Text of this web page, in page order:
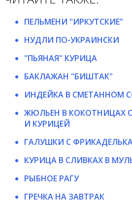
ПЕЛЬМЕНИ "ИРКУТСКИЕ"
НУДЛИ ПО-УКРАИНСКИ
"ПЬЯНАЯ" КУРИЦА
БАКЛАЖАН "БИШТАК"
ИНДЕЙКА В СМЕТАННОМ
ЖЮЛЬЕН В КОКОТНИЦАХ
И КУРИЦЕЙ
ГАЛУШКИ С
КУРИЦА В СЛИВКАХ В
РЫБНОЕ РАГУ
ГРЕЧКА НА ЗАВТРАК